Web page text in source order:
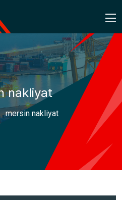
nakliyat
mersin nakliyat